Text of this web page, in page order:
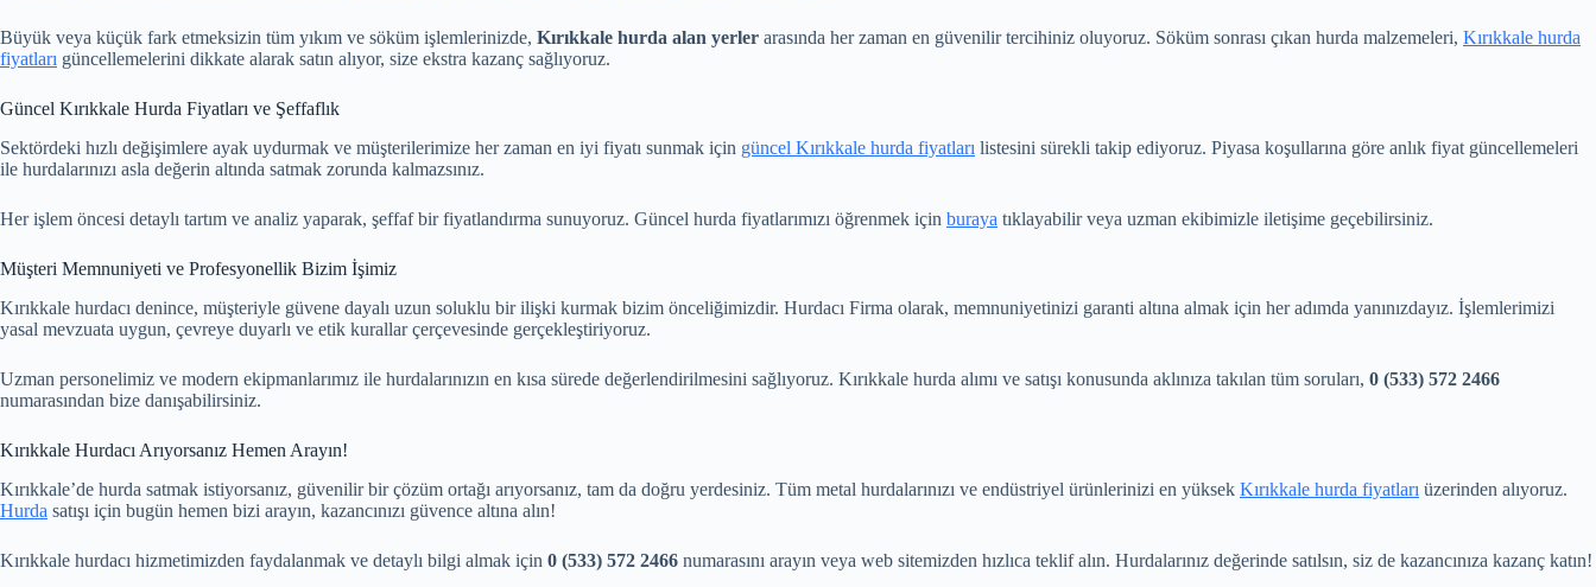
Büyük veya küçük fark etmeksizin tüm yıkım ve söküm işlemlerinizde, Kırıkkale hurda alan yerler arasında her zaman en güvenilir tercihiniz oluyoruz. Söküm sonrası çıkan hurda malzemeleri, Kırıkkale hurda
fiyatları güncellemelerini dikkate alarak satın alıyor, size ekstra kazanç sağlıyoruz.
Güncel Kırıkkale Hurda Fiyatları ve Şeffaflık
Sektördeki hızlı değişimlere ayak uydurmak ve müşterilerimize her zaman en iyi fiyatı sunmak için güncel Kırıkkale hurda fiyatları listesini sürekli takip ediyoruz. Piyasa koşullarına göre anlık fiyat güncellemeleri
ile hurdalarınızı asla değerin altında satmak zorunda kalmazsınız.
Her işlem öncesi detaylı tartım ve analiz yaparak, şeffaf bir fiyatlandırma sunuyoruz. Güncel hurda fiyatlarımızı öğrenmek için buraya tıklayabilir veya uzman ekibimizle iletişime geçebilirsiniz.
Müşteri Memnuniyeti ve Profesyonellik Bizim İşimiz
Kırıkkale hurdacı denince, müşteriyle güvene dayalı uzun soluklu bir ilişki kurmak bizim önceliğimizdir. Hurdacı Firma olarak, memnuniyetinizi garanti altına almak için her adımda yanınızdayız. İşlemlerimizi
yasal mevzuata uygun, çevreye duyarlı ve etik kurallar çerçevesinde gerçekleştiriyoruz.
Uzman personelimiz ve modern ekipmanlarımız ile hurdalarınızın en kısa sürede değerlendirilmesini sağlıyoruz. Kırıkkale hurda alımı ve satışı konusunda aklınıza takılan tüm soruları, 0 (533) 572 2466
numarasından bize danışabilirsiniz.
Kırıkkale Hurdacı Arıyorsanız Hemen Arayın!
Kırıkkale’de hurda satmak istiyorsanız, güvenilir bir çözüm ortağı arıyorsanız, tam da doğru yerdesiniz. Tüm metal hurdalarınızı ve endüstriyel ürünlerinizi en yüksek Kırıkkale hurda fiyatları üzerinden alıyoruz.
Hurda satışı için bugün hemen bizi arayın, kazancınızı güvence altına alın!
Kırıkkale hurdacı hizmetimizden faydalanmak ve detaylı bilgi almak için 0 (533) 572 2466 numarasını arayın veya web sitemizden hızlıca teklif alın. Hurdalarınız değerinde satılsın, siz de kazancınıza kazanç katın!